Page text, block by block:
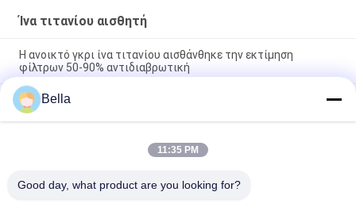
Ίνα τιτανίου αισθητή
Η ανοικτό γκρι ίνα τιτανίου αισθάνθηκε την εκτίμηση
φίλτρων 50-90% αντιδιαβρωτική
Υλικά PTL/GDL σε ενέργεια υδρογόνου PEM-WE Ηλεκτρόλυση
καθαρού νερού
Εφαρμογή από κατασκευαστή πετσέτας από πολύ λεπτές
πορώδεις μεταλλικές ίνες υψηλής απόδοσης για PEM
Bella
11:35 PM
Good day, what product are you looking for?